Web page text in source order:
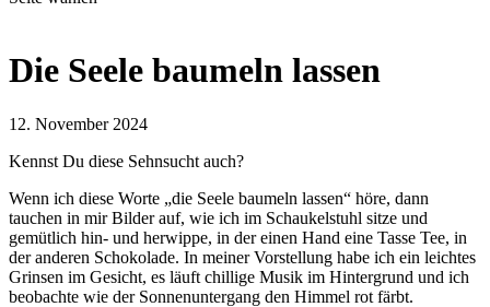
Die Seele baumeln lassen
12. November 2024
Kennst Du diese Sehnsucht auch?
Wenn ich diese Worte „die Seele baumeln lassen“ höre, dann
tauchen in mir Bilder auf, wie ich im Schaukelstuhl sitze und
gemütlich hin- und herwippe, in der einen Hand eine Tasse Tee, in
der anderen Schokolade. In meiner Vorstellung habe ich ein leichtes
Grinsen im Gesicht, es läuft chillige Musik im Hintergrund und ich
beobachte wie der Sonnenuntergang den Himmel rot färbt.